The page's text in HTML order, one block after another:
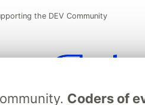
Coders of
the DEV Community
of DEV